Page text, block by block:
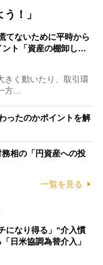
！」
てないために平時から
ント「資産の棚卸し…
く動いたり、取引環
方…
ったのかポイントを解
相の「円資産への投
一覧を見る
になり得る」“介入慣
日米協調為替介入」